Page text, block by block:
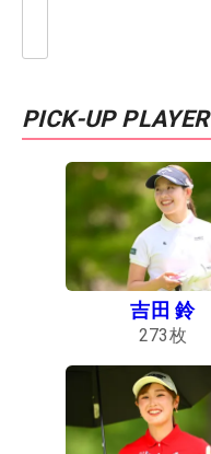
PICK-UP PLAYER
吉田 鈴
273枚